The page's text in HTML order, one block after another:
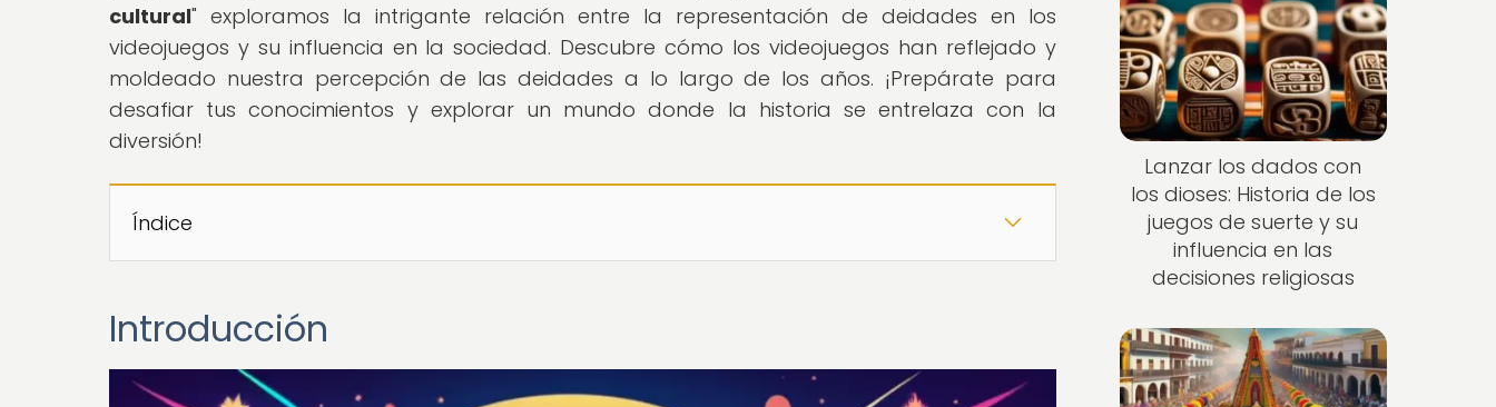
cultural" exploramos la intrigante relación entre la representación de deidades en los
videojuegos y su influencia en la sociedad. Descubre cómo los videojuegos han reflejado y
moldeado nuestra percepción de las deidades a lo largo de los años. ¡Prepárate para
desafiar tus conocimientos y explorar un mundo donde la historia se entrelaza con la
diversión!
Índice
Introducción
Lanzar los dados con
los dioses: Historia de los
juegos de suerte y su
influencia en las
decisiones religiosas